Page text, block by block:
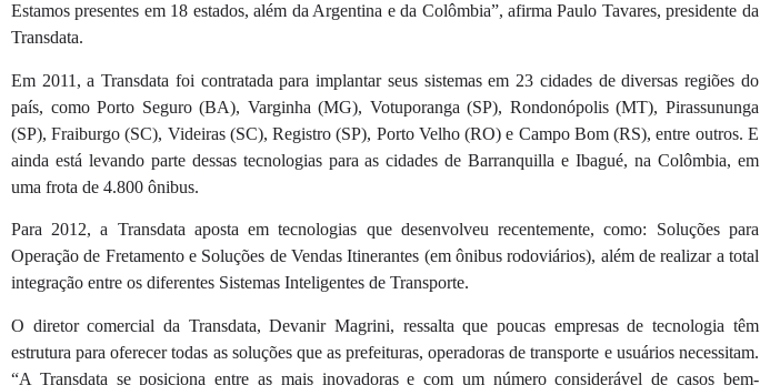
Estamos presentes em 18 estados, além da Argentina e da Colômbia”, afirma Paulo Tavares, presidente da
Transdata.
Em 2011, a Transdata foi contratada para implantar seus sistemas em 23 cidades de diversas regiões do
país, como Porto Seguro (BA), Varginha (MG), Votuporanga (SP), Rondonópolis (MT), Pirassununga
(SP), Fraiburgo (SC), Videiras (SC), Registro (SP), Porto Velho (RO) e Campo Bom (RS), entre outros. E
ainda está levando parte dessas tecnologias para as cidades de Barranquilla e Ibagué, na Colômbia, em
uma frota de 4.800 ônibus.
Para 2012, a Transdata aposta em tecnologias que desenvolveu recentemente, como: Soluções para
Operação de Fretamento e Soluções de Vendas Itinerantes (em ônibus rodoviários), além de realizar a total
integração entre os diferentes Sistemas Inteligentes de Transporte.
O diretor comercial da Transdata, Devanir Magrini, ressalta que poucas empresas de tecnologia têm
estrutura para oferecer todas as soluções que as prefeituras, operadoras de transporte e usuários necessitam.
“A Transdata se posiciona entre as mais inovadoras e com um número considerável de casos bem-